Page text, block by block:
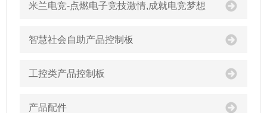
米兰电竞-点燃电子竞技激情,成就电竞梦想
智慧社会自助产品控制板
工控类产品控制板
产品配件